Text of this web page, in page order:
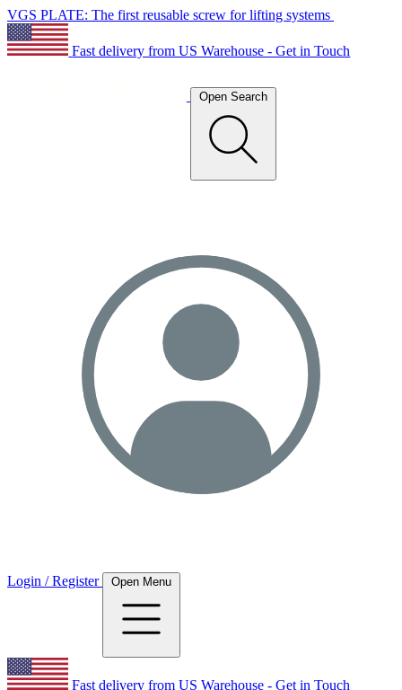
VGS PLATE: The first reusable screw for lifting systems
Fast delivery from US Warehouse - Get in Touch
Open Search
Login / Register Open Menu
Fast delivery from US Warehouse - Get in Touch